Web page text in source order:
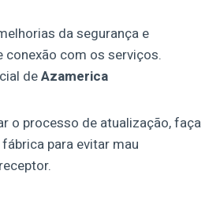
da segurança e
conexão com os serviços.
deAzamerica
o processo de atualização, faça
para evitar mau